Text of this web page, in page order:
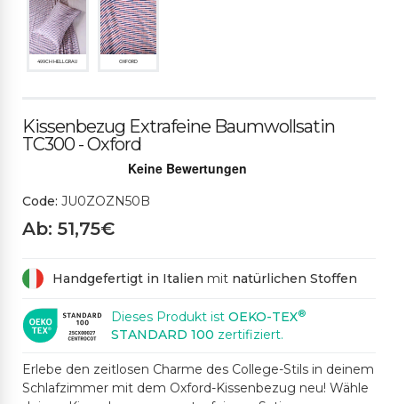
499CH HELLGRAU OXFORD
Kissenbezug Extrafeine Baumwollsatin
TC300 - Oxford
Code: JU0ZOZN50B
Ab: 51,75€
Handgefertigt in Italien mit natürlichen Stoffen
Dieses Produkt ist OEKO-TEX®
STANDARD 100 zertifiziert.
Erlebe den zeitlosen Charme des College-Stils in deinem
Schlafzimmer mit dem Oxford-Kissenbezug neu! Wähle